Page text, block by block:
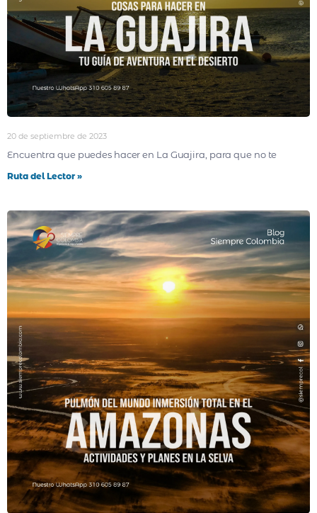
20 de septiembre de 2023
Encuentra que puedes hacer en La Guajira, para que no te
Ruta del Lector »